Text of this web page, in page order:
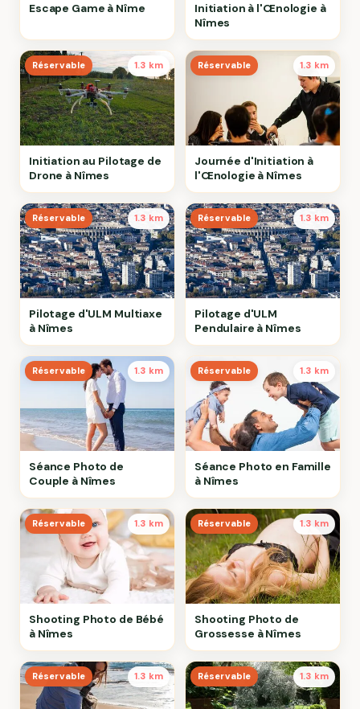
Escape Game à Nîme
Initiation à l'Œnologie à
Nîmes
Réservable 1.3 km
Initiation au Pilotage de
Drone à Nîmes
Réservable 1.3 km
Journée d'Initiation à
l'Œnologie à Nîmes
Réservable 1.3 km
Pilotage d'ULM Multiaxe
à Nîmes
Réservable 1.3 km
Pilotage d'ULM
Pendulaire à Nîmes
Réservable 1.3 km
Séance Photo de
Couple à Nîmes
Réservable 1.3 km
Séance Photo en Famille
à Nîmes
Réservable 1.3 km
Shooting Photo de Bébé
à Nîmes
Réservable 1.3 km
Shooting Photo de
Grossesse à Nîmes
Réservable 1.3 km Réservable 1.3 km